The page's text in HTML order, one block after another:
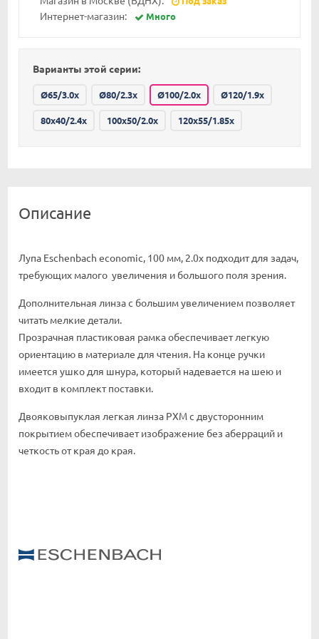
Интернет-магазин: Много
Варианты этой серии:
Ø65/3.0x Ø80/2.3x Ø100/2.0x Ø120/1.9x
80x40/2.4x 100x50/2.0x 120x55/1.85x
Описание
Лупа Eschenbach economic, 100 мм, 2.0х подходит для задач,
требующих малого увеличения и большого поля зрения.
Дополнительная линза с большим увеличением позволяет
читать мелкие детали.
Прозрачная пластиковая рамка обеспечивает легкую
ориентацию в материале для чтения. На конце ручки
имеется ушко для шнура, который надевается на шею и
входит в комплект поставки.
Двояковыпуклая легкая линза PXM с двусторонним
покрытием обеспечивает изображение без аберраций и
четкость от края до края.